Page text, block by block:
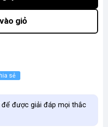
giỏ
sẻ
để được giải đáp mọi thắc